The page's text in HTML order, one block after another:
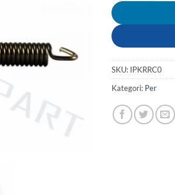
SKU: IPKRRC0
Kategori: Per